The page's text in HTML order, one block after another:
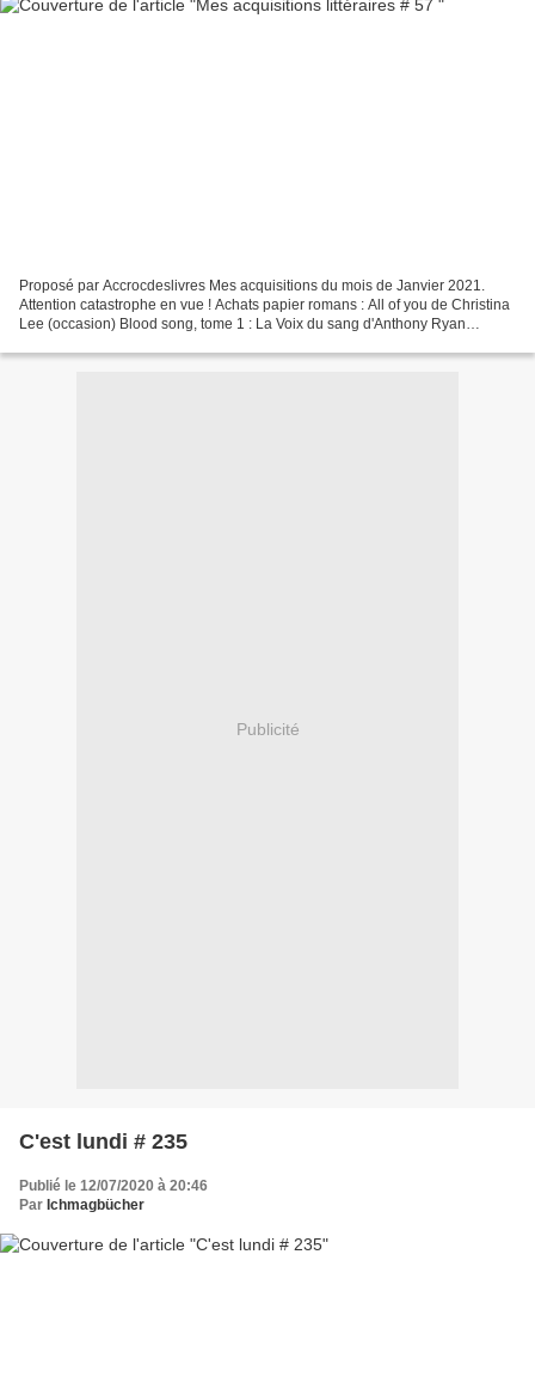
Proposé par Accrocdeslivres Mes acquisitions du mois de Janvier 2021.
Attention catastrophe en vue ! Achats papier romans : All of you de Christina
Lee (occasion) Blood song, tome 1 : La Voix du sang d'Anthony Ryan
Publicité
C'est lundi # 235
Publié le 12/07/2020 à 20:46
Par Ichmagbücher